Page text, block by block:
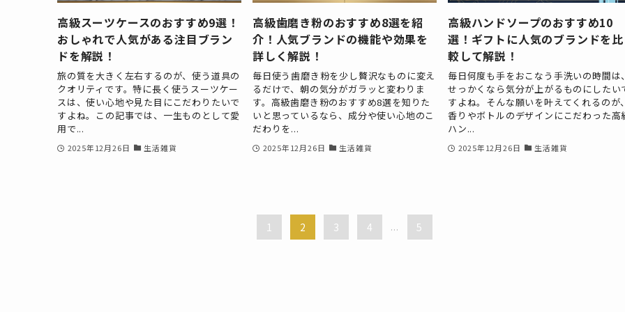
高級スーツケースのおすすめ9選！
おしゃれで人気がある注目ブラン
ドを解説！
旅の質を大きく左右するのが、使う道具の
クオリティです。特に長く使うスーツケー
スは、使い心地や見た目にこだわりたいで
すよね。この記事では、一生ものとして愛
用で...
2025年12月26日 生活雑貨
高級歯磨き粉のおすすめ8選を紹
介！人気ブランドの機能や効果を
詳しく解説！
毎日使う歯磨き粉を少し贅沢なものに変え
るだけで、朝の気分がガラッと変わりま
す。高級歯磨き粉のおすすめ8選を知りた
いと思っているなら、成分や使い心地のこ
だわりを...
2025年12月26日 生活雑貨
高級ハンドソープのおすすめ10
選！ギフトに人気のブランドを比
較して解説！
毎日何度も手をおこなう手洗いの時間は、
せっかくなら気分が上がるものにしたい
すよね。そんな願いを叶えてくれるのが、
香りやボトルのデザインにこだわった高
ハン...
2025年12月26日 生活雑貨
1 2 3 4 ... 5